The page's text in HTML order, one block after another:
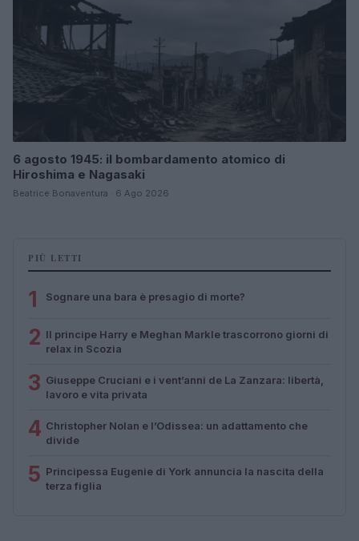
6 agosto 1945: il bombardamento atomico di
Hiroshima e Nagasaki
Beatrice Bonaventura · 6 Ago 2026
PIÙ LETTI
1 Sognare una bara è presagio di morte?
2 Il principe Harry e Meghan Markle trascorrono giorni di
relax in Scozia
3 Giuseppe Cruciani e i vent’anni de La Zanzara: libertà,
lavoro e vita privata
4 Christopher Nolan e l’Odissea: un adattamento che
divide
5 Principessa Eugenie di York annuncia la nascita della
terza figlia